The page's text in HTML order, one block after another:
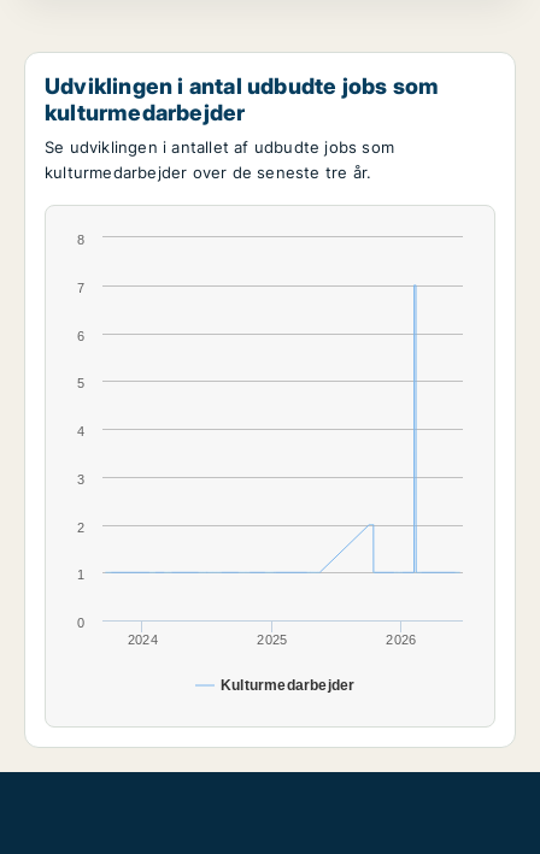
Udviklingen i antal udbudte jobs som
kulturmedarbejder
Se udviklingen i antallet af udbudte jobs som
kulturmedarbejder over de seneste tre år.
Kulturmedarbejder
2024 2025 2026
0
1
2
3
4
5
6
7
8